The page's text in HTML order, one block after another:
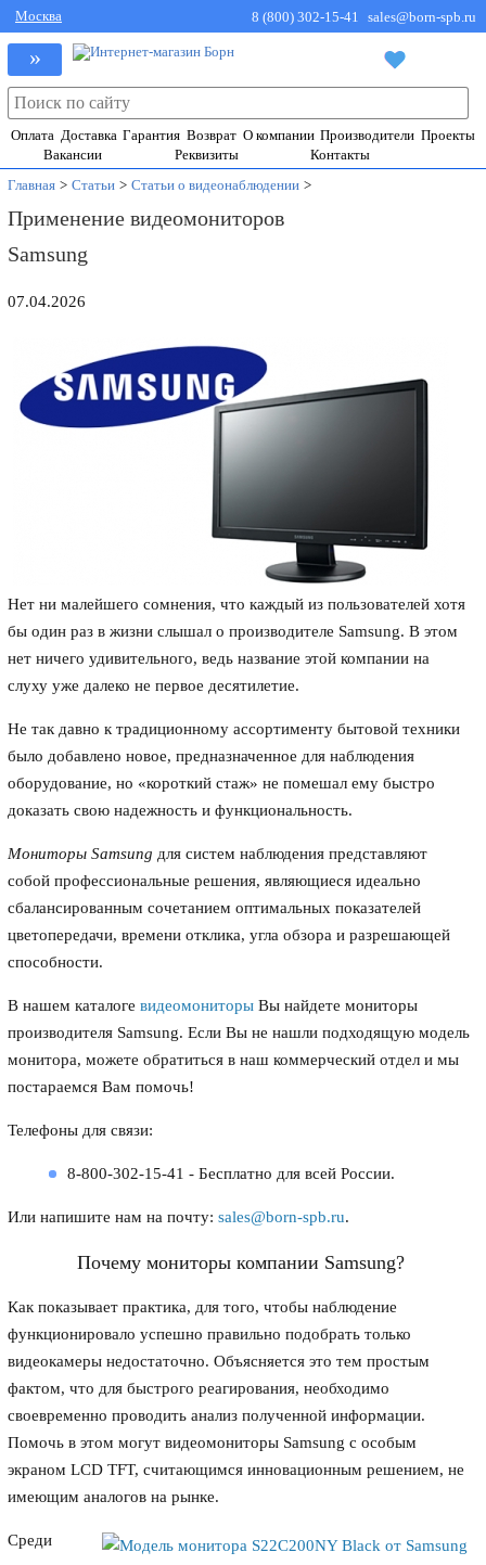
Москва 8 (800) 302-15-41 sales@born-spb.ru
»
Оплата Доставка Гарантия Возврат О компании Производители Проекты
Вакансии
Реквизиты
Контакты
Главная > Статьи > Статьи о видеонаблюдении >
Применение видеомониторов
Samsung
07.04.2026
Нет ни малейшего сомнения, что каждый из пользователей хотя
бы один раз в жизни слышал о производителе Samsung. В этом
нет ничего удивительного, ведь название этой компании на
слуху уже далеко не первое десятилетие.
Не так давно к традиционному ассортименту бытовой техники
было добавлено новое, предназначенное для наблюдения
оборудование, но «короткий стаж» не помешал ему быстро
доказать свою надежность и функциональность.
Мониторы Samsung для систем наблюдения представляют
собой профессиональные решения, являющиеся идеально
сбалансированным сочетанием оптимальных показателей
цветопередачи, времени отклика, угла обзора и разрешающей
способности.
В нашем каталогевидеомониторы Вы найдете мониторы
производителя Samsung. Если Вы не нашли подходящую модель
монитора, можете обратиться в наш коммерческий отдел и мы
постараемся Вам помочь!
Телефоны для связи:
8-800-302-15-41 - Бесплатно для всей России.
Или напишите нам на почту:sales@born-spb.ru.
Почему мониторы компании Samsung?
Как показывает практика, для того, чтобы наблюдение
функционировало успешно правильно подобрать только
видеокамеры недостаточно. Объясняется это тем простым
фактом, что для быстрого реагирования, необходимо
своевременно проводить анализ полученной информации.
Помочь в этом могут видеомониторы Samsung с особым
экраном LCD TFT, считающимся инновационным решением, не
имеющим аналогов на рынке.
Среди